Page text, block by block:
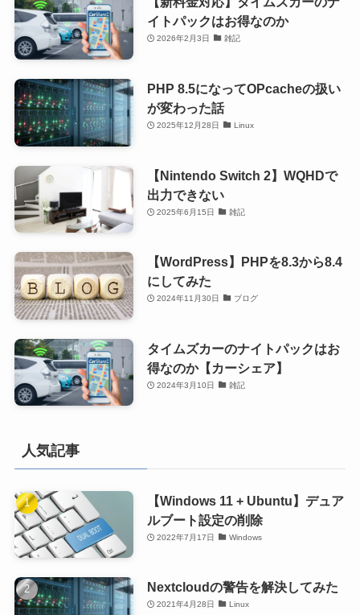
イトパックはお得なのか
2026年2月3日 雑記
PHP 8.5になってOPcacheの扱い
が変わった話
2025年12月28日 Linux
【Nintendo Switch 2】WQHDで
出力できない
2025年6月15日 雑記
【WordPress】PHPを8.3から8.4
にしてみた
2024年11月30日 ブログ
タイムズカーのナイトパックはお
得なのか【カーシェア】
2024年3月10日 雑記
人気記事
【Windows 11 + Ubuntu】デュア
ルブート設定の削除
2022年7月17日 Windows
Nextcloudの警告を解決してみた
2021年4月28日 Linux